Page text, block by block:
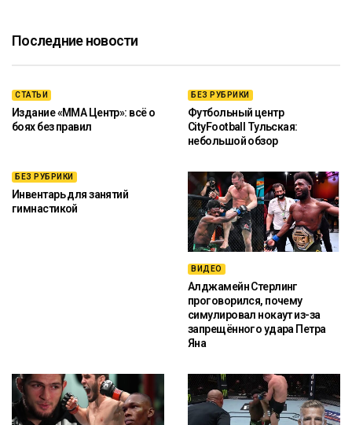
Последние новости
СТАТЬИ
Издание «ММА Центр»: всё о
боях без правил
БЕЗ РУБРИКИ
Футбольный центр
CityFootball Тульская:
небольшой обзор
БЕЗ РУБРИКИ
Инвентарь для занятий
гимнастикой
ВИДЕО
Алджамейн Стерлинг
проговорился, почему
симулировал нокаут из-за
запрещённого удара Петра
Яна